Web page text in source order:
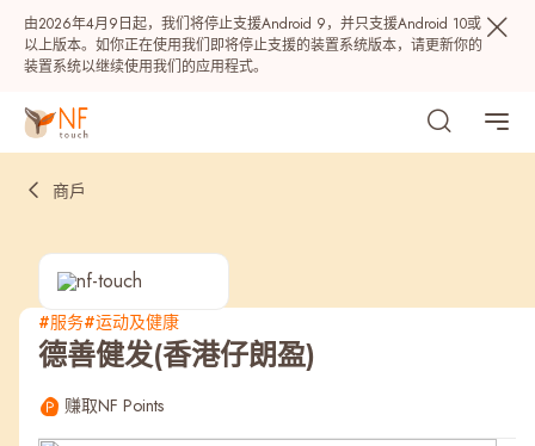
由2026年4月9日起，我们将停止支援Android 9，并只支援Android 10或
以上版本。如你正在使用我们即将停止支援的装置系统版本，请更新你的
装置系统以继续使用我们的应用程式。
热门
商戶
#服务#运动及健康
德善健发(香港仔朗盈)
赚取NF Points